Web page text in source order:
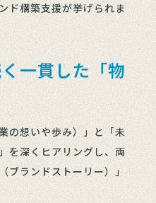
ド構築支援が挙げられま
一貫した「物
の想いや歩み）」と「未
を深くヒアリングし、両
ブランドストーリー）」